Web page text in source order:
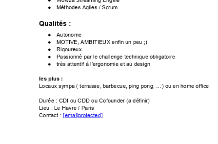
● MéthodesAgiles/Scrum
Qualités:
● Autonome
● MOTIVE,AMBITIEUXenfinunpeu;)
● Rigoureux
● Passionnéparlechallengetechniqueobligatoire
● trèsattentifàl’ergonomieetaudesign
lesplus:
Locauxsympa(terrasse,barbecue,pingpong,…)ouenhomeoffice
Durée:CDIouCDDouCofounder(adéfinir)
Lieu:LeHavre/Paris
Contact: [email protected]